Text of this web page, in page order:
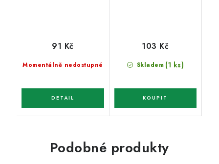
Momentálně nedostupné
91 Kč
Skladem (1 ks)
103 Kč
Podobné produkty